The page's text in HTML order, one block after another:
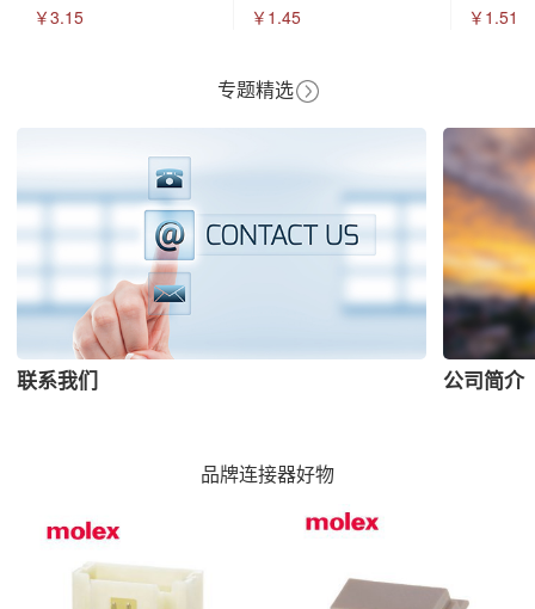
￥3.15 ￥1.45 ￥1.51
专题精选
联系我们 公司简介
品牌连接器好物